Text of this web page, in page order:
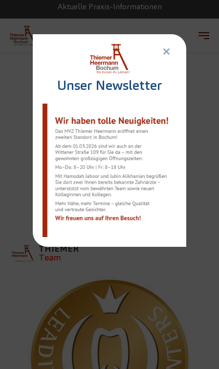
Zum Hauptinhalt springen
Aktuelle Praxis-Informationen
Unser Newsletter
×
KOMMUNIKATIONS-
PLATTFORM
„LEADING IMPLANT
CENTERS“ LOBT DR.
JÖRN THIEMER
THIEMER
Team